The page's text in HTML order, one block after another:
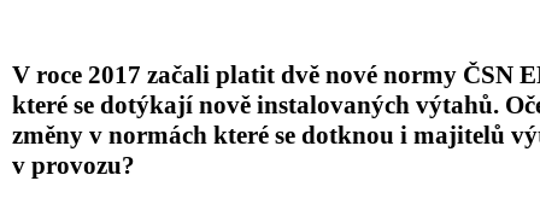
V roce 2017 začali platit dvě nové normy ČSN
které se dotýkají nově instalovaných výtahů.
změny v normách které se dotknou i majitelů
v provozu?